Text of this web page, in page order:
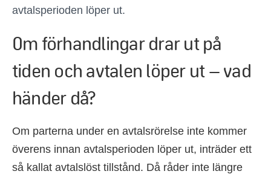
avtalsperioden löper ut.
Om förhandlingar drar ut på
tiden och avtalen löper ut – vad
händer då?
Om parterna under en avtalsrörelse inte kommer
överens innan avtalsperioden löper ut, inträder ett
så kallat avtalslöst tillstånd. Då råder inte längre